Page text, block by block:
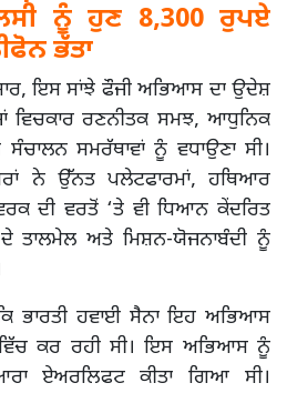
ਨੂੰ ਹੁਣ 8,300 ਰੁਪਏ
ਭੱਤਾ
ਇਸ ਸਾਂਝੇ ਫੌਜੀ ਅਭਿਆਸ ਦਾ ਉਦੇਸ਼
ਵਿਚਕਾਰ ਰਣਨੀਤਕ ਸਮਝ, ਆਧੁਨਿਕ
ਸਮਰੱਥਾਵਾਂ ਨੂੰ ਵਧਾਉਣਾ ਸੀ।
ਨੇ ਉੱਨਤ ਪਲੇਟਫਾਰਮਾਂ, ਹਥਿਆਰ
ਦੀ ਵਰਤੋਂ ‘ਤੇ ਵੀ ਧਿਆਨ ਕੇਂਦਰਿਤ
ਤਾਲਮੇਲ ਅਤੇ ਮਿਸ਼ਨ-ਯੋਜਨਾਬੰਦੀ ਨੂੰ
ਹਵਾਈ ਸੈਨਾ ਇਹ ਅਭਿਆਸ
ਕਰ ਰਹੀ ਸੀ। ਇਸ ਅਭਿਆਸ ਨੂੰ
ਏਅਰਲਿਫਟ ਕੀਤਾ ਗਿਆ ਸੀ।